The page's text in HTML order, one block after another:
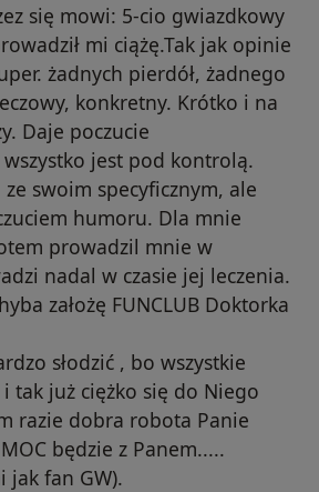
się mowi: 5-cio gwiazdkowy
mi ciążę.Tak jak opinie
żadnych pierdół, żadnego
konkretny. Krótko i na
Daje poczucie
jest pod kontrolą.
ze swoim specyficznym, ale
humoru. Dla mnie
prowadzil mnie w
nadal w czasie jej leczenia.
założę FUNCLUB Doktorka
słodzić , bo wszystkie
tak już ciężko się do Niego
razie dobra robota Panie
będzie z Panem.....
jak fan GW).